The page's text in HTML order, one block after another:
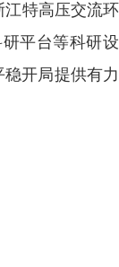
特高压交流环
平台等科研设
开局提供有力